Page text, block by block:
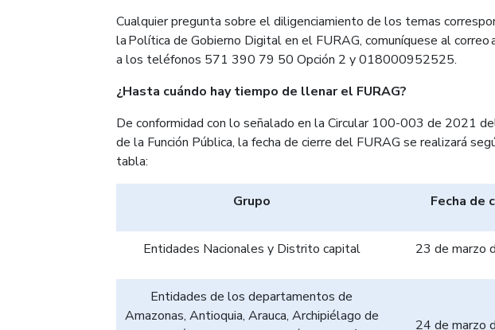
Cualquier pregunta sobre el diligenciamiento de los temas
la Política de Gobierno Digital en el FURAG, comuníquese al correo
a los teléfonos 571 390 79 50 Opción 2 y 018000952525.
¿Hasta cuándo hay tiempo de llenar el FURAG?
De conformidad con lo señalado en la Circular 100-003 de 2021
de la Función Pública, la fecha de cierre del FURAG se realizará
tabla:
Grupo Fecha de
Entidades Nacionales y Distrito capital 23 de marzo
Entidades de los departamentos de
Amazonas, Antioquia, Arauca, Archipiélago de
24 de marzo